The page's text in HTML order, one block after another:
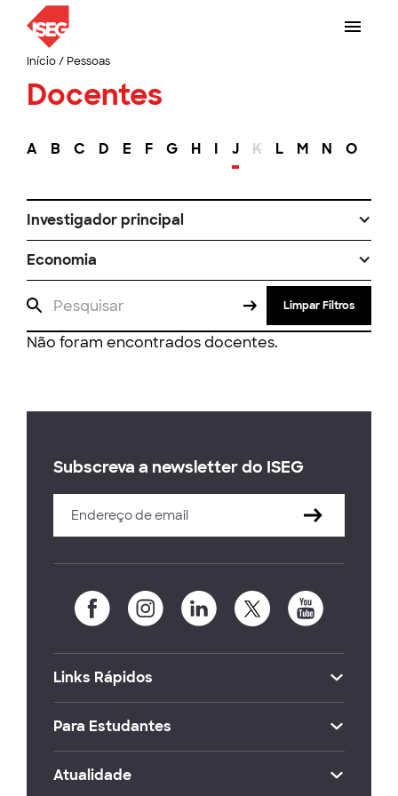
Início/ Pessoas
Docentes
A B C D E F G H I J K L M N O
Investigador principal
Economia
Limpar Filtros
Não foram encontrados docentes.
Subscreva a newsletter do ISEG
Links Rápidos
Para Estudantes
Atualidade